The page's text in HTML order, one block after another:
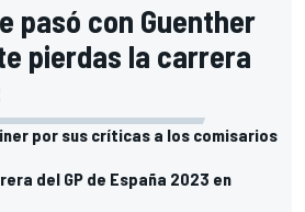
pasó con Guenther
pierdas la carrera
por sus críticas a los comisarios
del GP de España 2023 en